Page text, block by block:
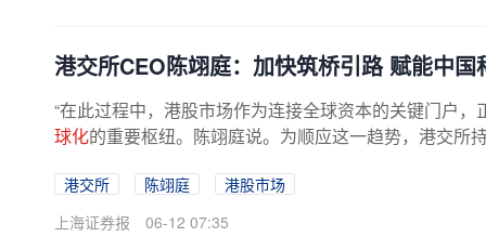
港交所CEO陈翊庭：加快筑桥引路 赋能中国
“在此过程中，港股市场作为连接全球资本的关键门户，
球化的重要枢纽。陈翊庭说。为顺应这一趋势，港交所
港交所 陈翊庭
港股市场
上海证券报
06-12 07:35